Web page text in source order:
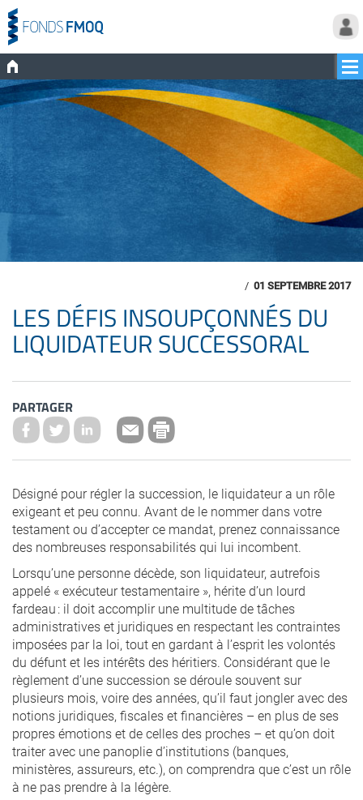
/ 01 SEPTEMBRE 2017
LES DÉFIS INSOUPÇONNÉS DU
LIQUIDATEUR SUCCESSORAL
PARTAGER
Désigné pour régler la succession, le liquidateur a un rôle
exigeant et peu connu. Avant de le nommer dans votre
testament ou d’accepter ce mandat, prenez connaissance
des nombreuses responsabilités qui lui incombent.
Lorsqu’une personne décède, son liquidateur, autrefois
appelé « exécuteur testamentaire », hérite d’un lourd
fardeau : il doit accomplir une multitude de tâches
administratives et juridiques en respectant les contraintes
imposées par la loi, tout en gardant à l’esprit les volontés
du défunt et les intérêts des héritiers. Considérant que le
règlement d’une succession se déroule souvent sur
plusieurs mois, voire des années, qu’il faut jongler avec des
notions juridiques, fiscales et financières – en plus de ses
propres émotions et de celles des proches – et qu’on doit
traiter avec une panoplie d’institutions (banques,
ministères, assureurs, etc.), on comprendra que c’est un rôle
à ne pas prendre à la légère.